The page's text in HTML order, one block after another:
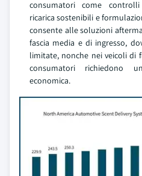
consumatori come
ricarica sostenibili e
consente alle soluzioni
fascia media e di ingresso,
limitate, nonche nei veicoli di
consumatori richiedono
economica.